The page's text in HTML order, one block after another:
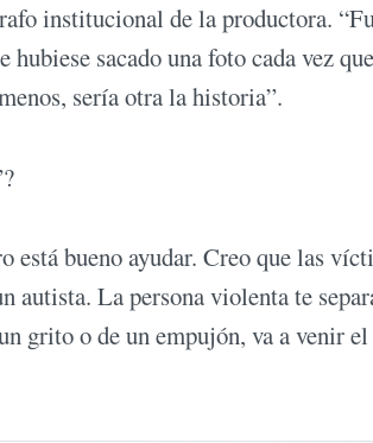
institucional de la productora.
sacado una foto cada vez
sería otra la historia”.
está bueno ayudar. Creo que las
autista. La persona violenta te
grito o de un empujón, va a venir